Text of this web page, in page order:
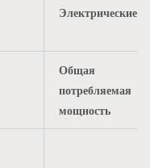
Электрические
Общая
потребляемая
мощность